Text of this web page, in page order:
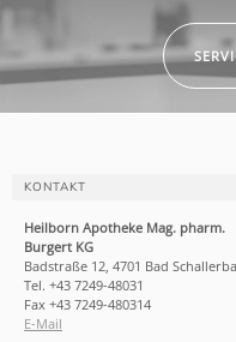
KONTAKT
Heilborn Apotheke Mag. pharm.
Burgert KG
Badstraße 12, 4701 Bad
Tel. +43 7249-48031
Fax +43 7249-480314
E-Mail